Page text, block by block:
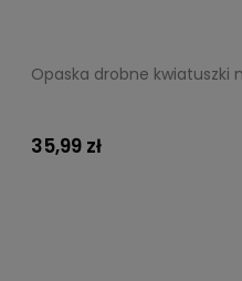
Opaska drobne kwiatuszki
35,99 zł